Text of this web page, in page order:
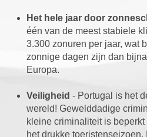
Het hele jaar door
één van de meest stabiele
3.300 zonuren per jaar, wat
zonnige dagen zijn dan
Europa.
Veiligheid - Portugal is het
wereld! Gewelddadige
kleine criminaliteit is
het drukke